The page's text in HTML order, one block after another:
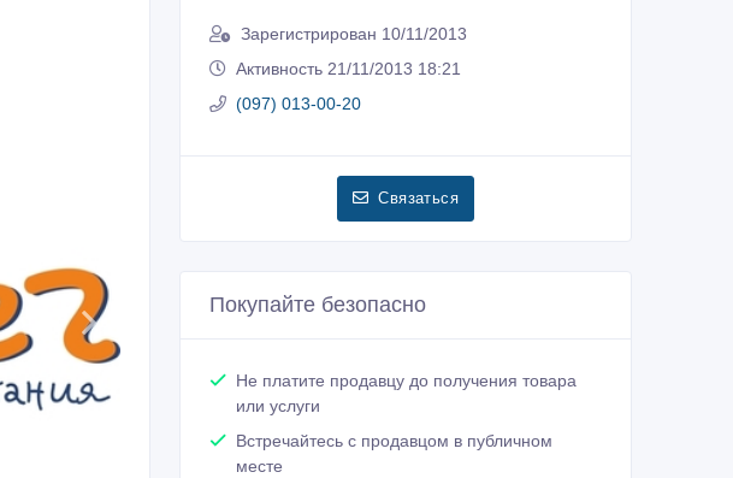
Зарегистрирован 10/11/2013
Активность 21/11/2013 18:21
(097) 013-00-20
Связаться
Покупайте безопасно
Не платите продавцу до получения товара
или услуги
Встречайтесь с продавцом в публичном
месте